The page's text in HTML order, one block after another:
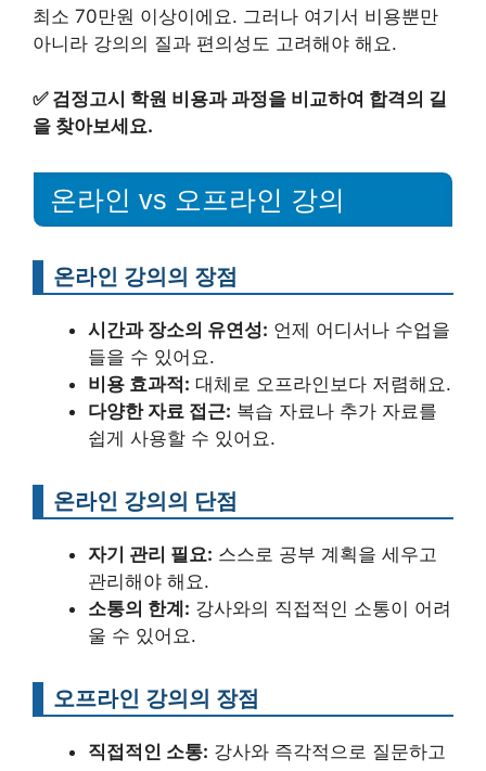
최소 70만원 이상이에요. 그러나 여기서 비용뿐만
아니라 강의의 질과 편의성도 고려해야 해요.
✅ 검정고시 학원 비용과 과정을 비교하여 합격의 길
을 찾아보세요.
온라인 vs 오프라인 강의
온라인 강의의 장점
시간과 장소의 유연성: 언제 어디서나 수업을
들을 수 있어요.
비용 효과적: 대체로 오프라인보다 저렴해요.
다양한 자료 접근: 복습 자료나 추가 자료를
쉽게 사용할 수 있어요.
온라인 강의의 단점
자기 관리 필요: 스스로 공부 계획을 세우고
관리해야 해요.
소통의 한계: 강사와의 직접적인 소통이 어려
울 수 있어요.
오프라인 강의의 장점
직접적인 소통: 강사와 즉각적으로 질문하고